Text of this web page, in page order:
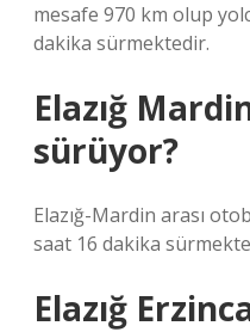
mesafe 970 km olup
dakika sürmektedir.
Elazığ
sürüyor?
Elazığ-Mardin arası
saat 16 dakika
Elazığ